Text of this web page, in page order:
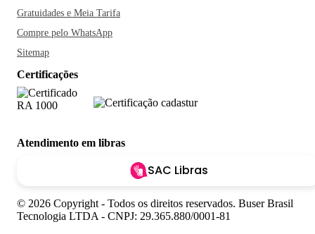
Gratuidades e Meia Tarifa
Compre pelo WhatsApp
Sitemap
Certificações
Atendimento em libras
SAC Libras
© 2026 Copyright - Todos os direitos reservados. Buser Brasil
Tecnologia LTDA - CNPJ: 29.365.880/0001-81